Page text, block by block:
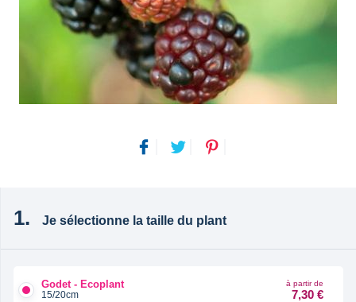
Je sélectionne la taille du plant
Godet - Ecoplant
15/20cm
à partir de
7,30 €